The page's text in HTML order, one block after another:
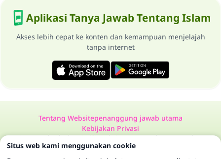
Aplikasi Tanya Jawab Tentang Islam
Akses lebih cepat ke konten dan kemampuan menjelajah
tanpa internet
Tentang Websitepenanggung jawab utama
Kebijakan Privasi
Semua Hak Dilindungi Milik Website Tanya Jawab Tentang Islam
1997-2025 ©
Situs web kami menggunakan cookie